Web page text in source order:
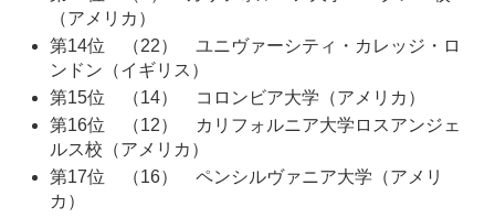
（アメリカ）
第14位 （22） ユニヴァーシティ・カレッジ・ロ
ンドン（イギリス）
第15位 （14） コロンビア大学（アメリカ）
第16位 （12） カリフォルニア大学ロスアンジェ
ルス校（アメリカ）
第17位 （16） ペンシルヴァニア大学（アメリ
カ）